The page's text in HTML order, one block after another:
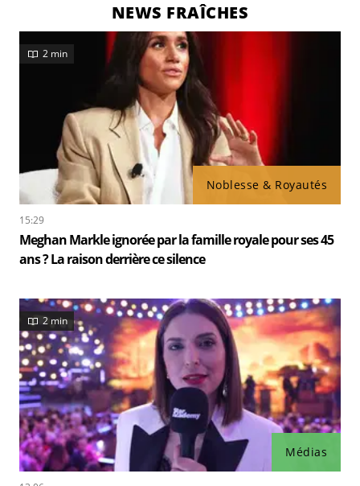
NEWS FRAÎCHES
Noblesse & Royautés
2 min
15:29
Meghan Markle ignorée par la famille royale pour ses 45
ans ? La raison derrière ce silence
Médias
2 min